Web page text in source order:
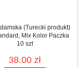
(Turecki produkt)
Mix Kolor Paczka
10 szt
38.00 zł